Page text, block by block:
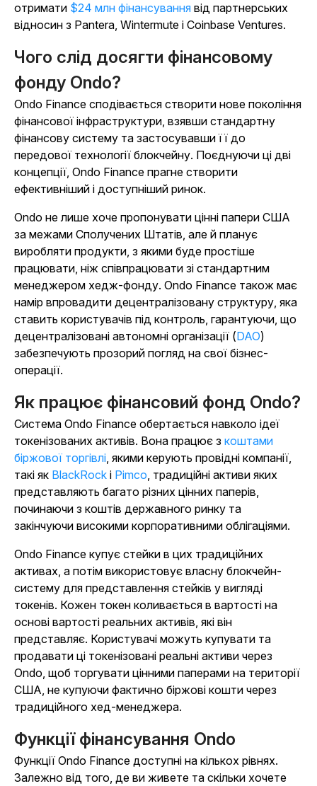
отримати $24 млн фінансування від партнерських
відносин з Pantera, Wintermute і Coinbase Ventures.
Чого слід досягти фінансовому
фонду Ondo?
Ondo Finance сподівається створити нове покоління
фінансової інфраструктури, взявши стандартну
фінансову систему та застосувавши її до
передової технології блокчейну. Поєднуючи ці дві
концепції, Ondo Finance прагне створити
ефективніший і доступніший ринок.
Ondo не лише хоче пропонувати цінні папери США
за межами Сполучених Штатів, але й планує
виробляти продукти, з якими буде простіше
працювати, ніж співпрацювати зі стандартним
менеджером хедж-фонду. Ondo Finance також має
намір впровадити децентралізовану структуру, яка
ставить користувачів під контроль, гарантуючи, що
децентралізовані автономні організації (DAO)
забезпечують прозорий погляд на свої бізнес-
операції.
Як працює фінансовий фонд Ondo?
Система Ondo Finance обертається навколо ідеї
токенізованих активів. Вона працює з коштами
біржової торгівлі, якими керують провідні компанії,
такі як BlackRock і Pimco, традиційні активи яких
представляють багато різних цінних паперів,
починаючи з коштів державного ринку та
закінчуючи високими корпоративними облігаціями.
Ondo Finance купує стейки в цих традиційних
активах, а потім використовує власну блокчейн-
систему для представлення стейків у вигляді
токенів. Кожен токен коливається в вартості на
основі вартості реальних активів, які він
представляє. Користувачі можуть купувати та
продавати ці токенізовані реальні активи через
Ondo, щоб торгувати цінними паперами на території
США, не купуючи фактично біржові кошти через
традиційного хед-менеджера.
Функції фінансування Ondo
Функції Ondo Finance доступні на кількох рівнях.
Залежно від того, де ви живете та скільки хочете